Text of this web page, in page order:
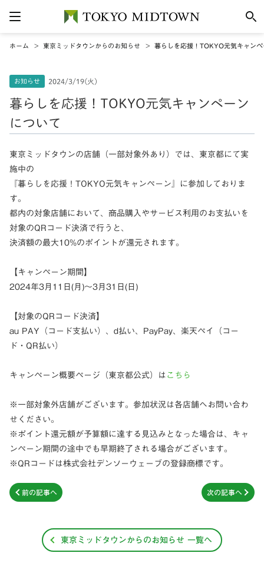
ホーム 東京ミッドタウンからのお知らせ 暮らしを応援！TOKYO元気キャン
お知らせ 2024/3/19(火)
暮らしを応援！TOKYO元気キャンペーン
について
東京ミッドタウンの店舗（一部対象外あり）では、東京都にて実
施中の
『暮らしを応援！TOKYO元気キャンペーン』に参加しておりま
す。
都内の対象店舗において、商品購入やサービス利用のお支払いを
対象のQRコード決済で行うと、
決済額の最大10%のポイントが還元されます。
【キャンペーン期間】
2024年3月11日(月)～3月31日(日)
【対象のQRコード決済】
au PAY（コード支払い）、d払い、PayPay、楽天ペイ（コー
ド・QR払い）
キャンペーン概要ページ（東京都公式）は こちら
※一部対象外店舗がございます。参加状況は各店舗へお問い合わ
せください。
※ポイント還元額が予算額に達する見込みとなった場合は、キャ
ンペーン期間の途中でも早期終了される場合がございます。
※QRコードは株式会社デンソーウェーブの登録商標です。
次の記事へ
前の記事へ
東京ミッドタウンからのお知らせ 一覧へ